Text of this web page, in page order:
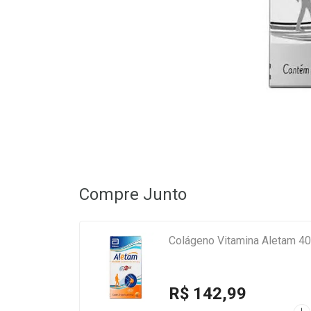
Compre Junto
R$ 142,99